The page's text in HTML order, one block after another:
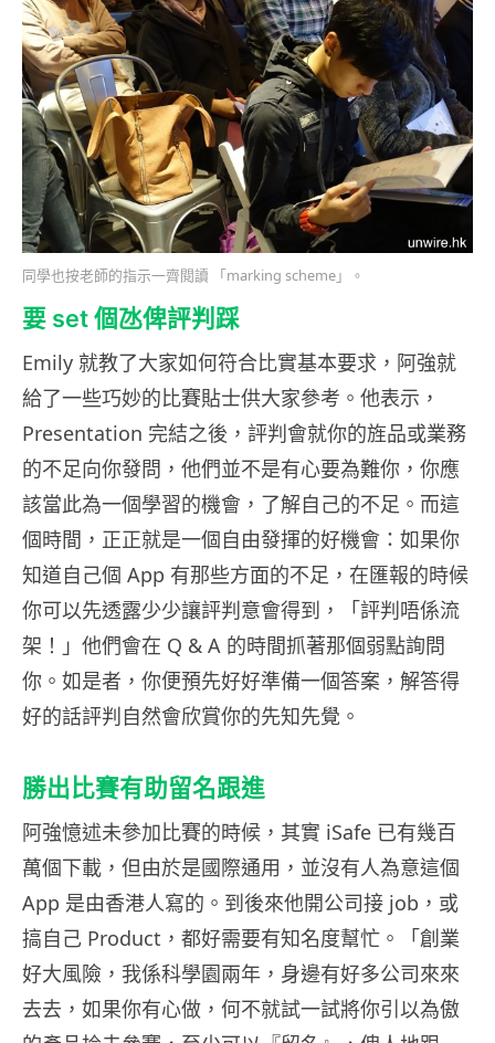
同學也按老師的指示一齊閱讀 「marking scheme」。
要 set 個氹俾評判踩
Emily 就教了大家如何符合比實基本要求，阿強就
給了一些巧妙的比賽貼士供大家參考。他表示，
Presentation 完結之後，評判會就你的旌品或業務
的不足向你發問，他們並不是有心要為難你，你應
該當此為一個學習的機會，了解自己的不足。而這
個時間，正正就是一個自由發揮的好機會：如果你
知道自己個 App 有那些方面的不足，在匯報的時候
你可以先透露少少讓評判意會得到，「評判唔係流
架！」他們會在 Q & A 的時間抓著那個弱點詢問
你。如是者，你便預先好好準備一個答案，解答得
好的話評判自然會欣賞你的先知先覺。
勝出比賽有助留名跟進
阿強憶述未參加比賽的時候，其實 iSafe 已有幾百
萬個下載，但由於是國際通用，並沒有人為意這個
App 是由香港人寫的。到後來他開公司接 job，或
搞自己 Product，都好需要有知名度幫忙。「創業
好大風險，我係科學園兩年，身邊有好多公司來來
去去，如果你有心做，何不就試一試將你引以為傲